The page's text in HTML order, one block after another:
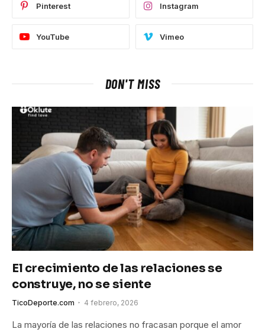
Pinterest Instagram
YouTube Vimeo
DON'T MISS
El crecimiento de las relaciones se
construye, no se siente
TicoDeporte.com 4 febrero, 2026
La mayoría de las relaciones no fracasan porque el amor